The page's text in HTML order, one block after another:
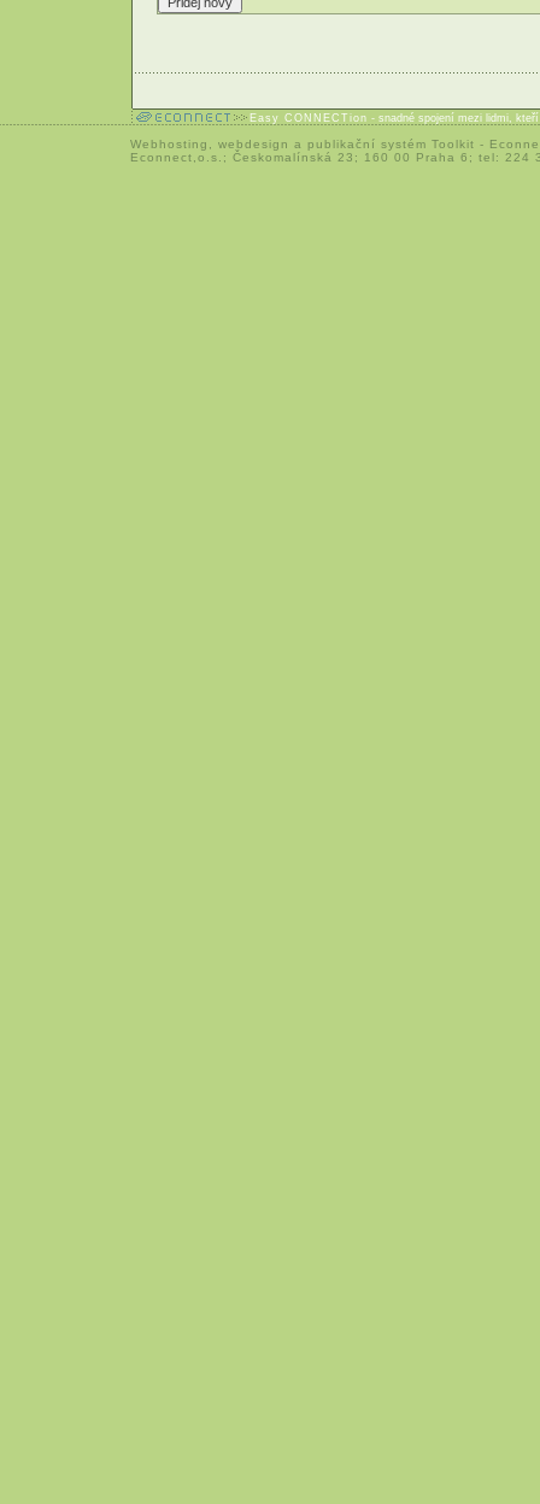
Easy CONNECTion - snadné spojení mezi lidmi,
Webhosting webdesign a publikační systém Toolkit -
Econnect,o.s.; Českomalínská 23; 160 00 Praha 6; tel: 224